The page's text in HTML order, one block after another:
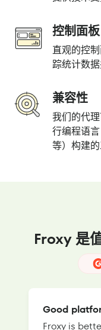
控制面板
直观的控
踪统计数据
兼容性
我们的代
行编程语
等）构建的
Froxy 是
Good
Froxy is